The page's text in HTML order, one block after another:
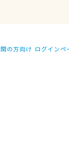
の方向け ログインペ